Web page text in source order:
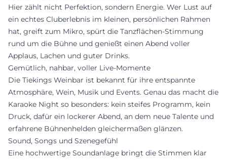
Hier zählt nicht Perfektion, sondern Energie. Wer Lust auf
ein echtes Cluberlebnis im kleinen, persönlichen Rahmen
hat, greift zum Mikro, spürt die Tanzflächen-Stimmung
rund um die Bühne und genießt einen Abend voller
Applaus, Lachen und guter Drinks.
Gemütlich, nahbar, voller Live-Momente
Die Tiekings Weinbar ist bekannt für ihre entspannte
Atmosphäre, Wein, Musik und Events. Genau das macht die
Karaoke Night so besonders: kein steifes Programm, kein
Druck, dafür ein lockerer Abend, an dem neue Talente und
erfahrene Bühnenhelden gleichermaßen glänzen.
Sound, Songs und Szenegefühl
Eine hochwertige Soundanlage bringt die Stimmen klar